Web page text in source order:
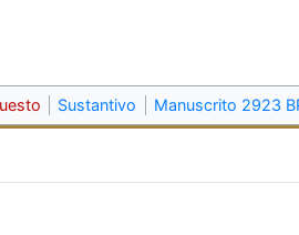
Sustantivo Manuscrito 2923